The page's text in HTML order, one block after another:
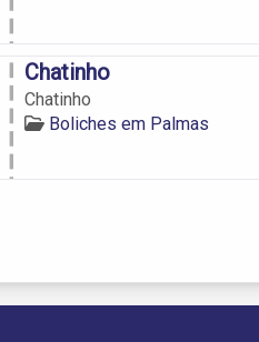
Chatinho
Chatinho
Boliches em Palmas